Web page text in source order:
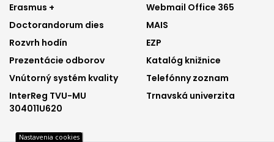
Footer
menu
1
Erasmus +
Doctorandorum dies
Rozvrh hodín
Prezentácie odborov
Vnútorný systém kvality
InterReg TVU-MU
304011U620
Footer
menu
2
Webmail Office 365
MAIS
EZP
Katalóg knižnice
Telefónny zoznam
Trnavská univerzita
Nastavenia cookies